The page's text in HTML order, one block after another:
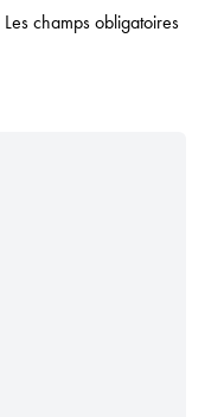
Les champs obligatoires